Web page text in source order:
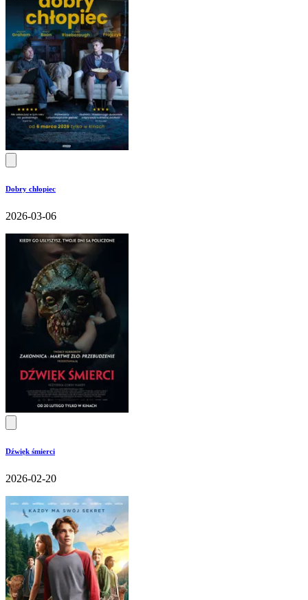
Dobry chłopiec
2026-03-06
Dźwięk śmierci
2026-02-20